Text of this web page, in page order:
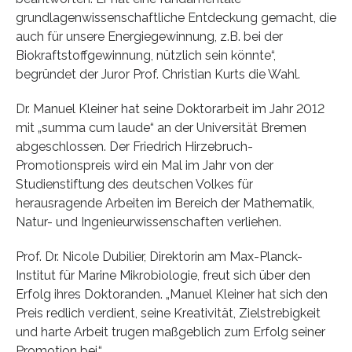
grundlagenwissenschaftliche Entdeckung gemacht, die
auch für unsere Energiegewinnung, z.B. bei der
Biokraftstoffgewinnung, nützlich sein könnte“,
begründet der Juror Prof. Christian Kurts die Wahl.
Dr. Manuel Kleiner hat seine Doktorarbeit im Jahr 2012
mit „summa cum laude“ an der Universität Bremen
abgeschlossen. Der Friedrich Hirzebruch-
Promotionspreis wird ein Mal im Jahr von der
Studienstiftung des deutschen Volkes für
herausragende Arbeiten im Bereich der Mathematik,
Natur- und Ingenieurwissenschaften verliehen.
Prof. Dr. Nicole Dubilier, Direktorin am Max-Planck-
Institut für Marine Mikrobiologie, freut sich über den
Erfolg ihres Doktoranden. „Manuel Kleiner hat sich den
Preis redlich verdient, seine Kreativität, Zielstrebigkeit
und harte Arbeit trugen maßgeblich zum Erfolg seiner